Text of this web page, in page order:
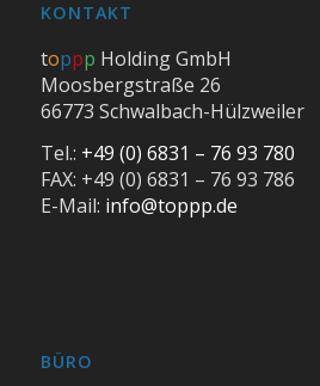
KONTAKT
toppp Holding GmbH
Moosbergstraße 26
66773 Schwalbach-Hülzweiler
Tel.: +49 (0) 6831 – 76 93 780
FAX: +49 (0) 6831 – 76 93 786
E-Mail: info@toppp.de
BÜRO